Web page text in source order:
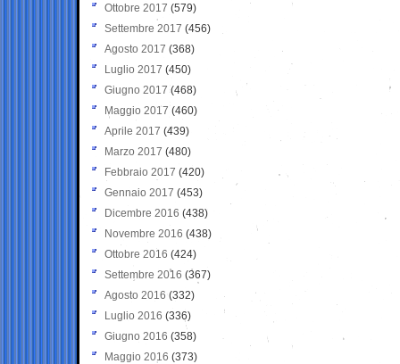
Ottobre 2017 (579)
Settembre 2017 (456)
Agosto 2017 (368)
Luglio 2017 (450)
Giugno 2017 (468)
Maggio 2017 (460)
Aprile 2017 (439)
Marzo 2017 (480)
Febbraio 2017 (420)
Gennaio 2017 (453)
Dicembre 2016 (438)
Novembre 2016 (438)
Ottobre 2016 (424)
Settembre 2016 (367)
Agosto 2016 (332)
Luglio 2016 (336)
Giugno 2016 (358)
Maggio 2016 (373)